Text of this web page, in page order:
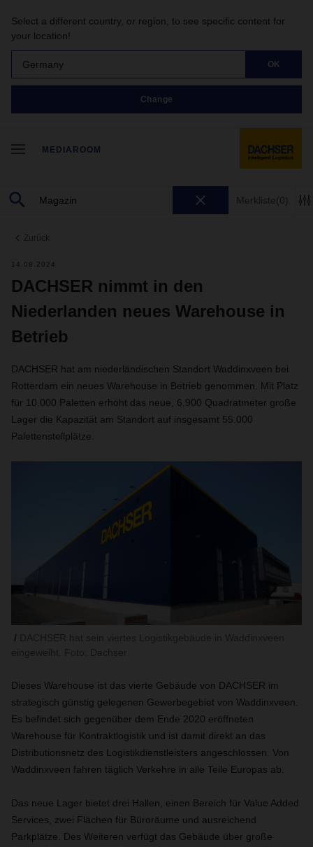
Select a different country, or region, to see specific content for
your location!
Germany OK
Change
MEDIAROOM
Merkliste(0)
Zurück
14.08.2024
DACHSER nimmt in den
Niederlanden neues Warehouse in
Betrieb
DACHSER hat am niederländischen Standort Waddinxveen bei
Rotterdam ein neues Warehouse in Betrieb genommen. Mit Platz
für 10.000 Paletten erhöht das neue, 6.900 Quadratmeter große
Lager die Kapazität am Standort auf insgesamt 55.000
Palettenstellplätze.
Dieses Warehouse ist das vierte Gebäude von DACHSER im
strategisch günstig gelegenen Gewerbegebiet von Waddinxveen.
Es befindet sich gegenüber dem Ende 2020 eröffneten
Warehouse für Kontraktlogistik und ist damit direkt an das
Distributionsnetz des Logistikdienstleisters angeschlossen. Von
Waddinxveen fahren täglich Verkehre in alle Teile Europas ab.
Das neue Lager bietet drei Hallen, einen Bereich für Value Added
Services, zwei Flächen für Büroräume und ausreichend
Parkplätze. Des Weiteren verfügt das Gebäude über große